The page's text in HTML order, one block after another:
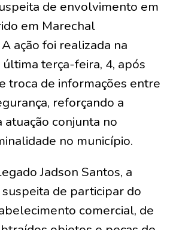
de envolvimento em
em Marechal
ação foi realizada na
terça-feira, 4, após
troca de informações entre
reforçando a
conjunta no
no município.
Jadson Santos, a
de participar do
comercial, de